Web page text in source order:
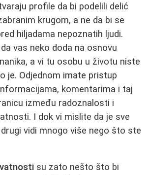
profile da bi podelili delić
krugom, a ne da bi se
hiljadama nepoznatih ljudi.
vas neko doda na osnovu
a vi tu osobu u životu niste
je. Odjednom imate pristup
komentarima i taj
između radoznalosti i
I dok vi mislite da je sve
vidi mnogo više nego što ste
su zato nešto što bi